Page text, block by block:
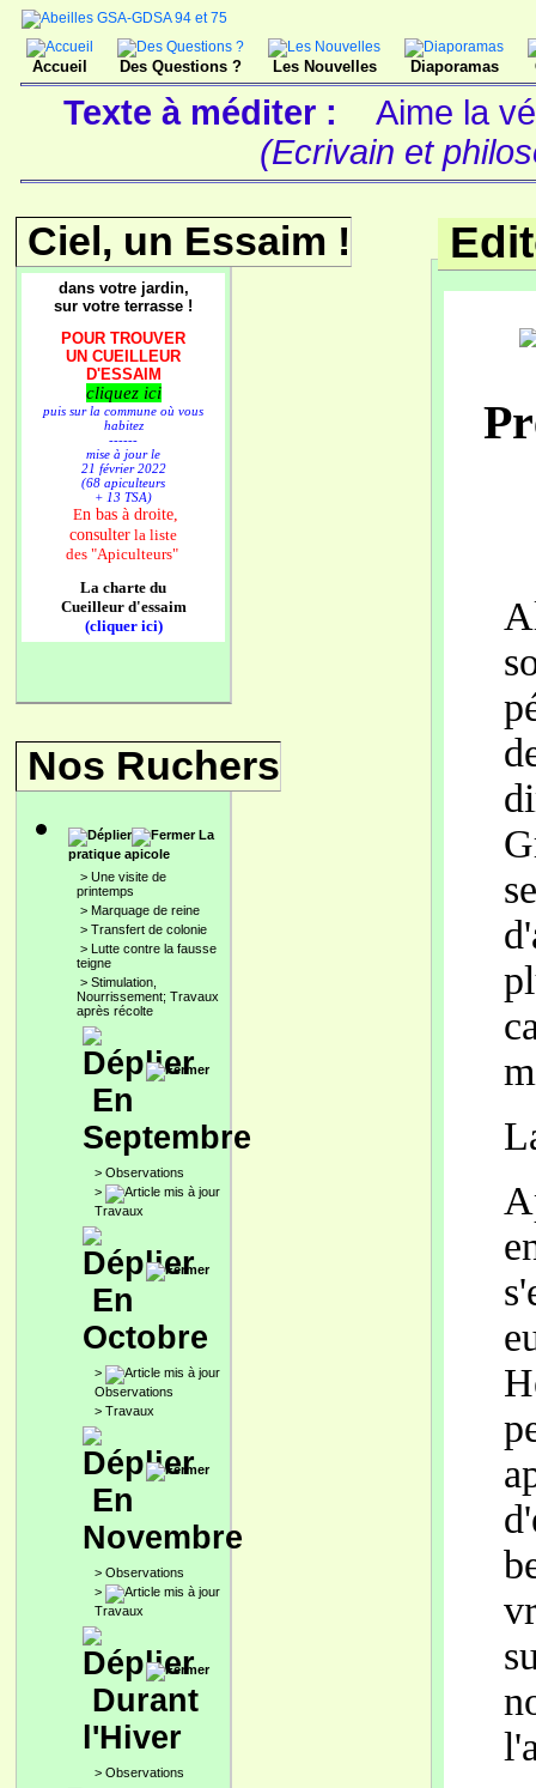
Accueil Des Questions ? Les Nouvelles Diaporamas
Texte à méditer :
Aime la
(Ecrivain et
Ciel, un Essaim !
dans votre jardin,
sur votre terrasse !
POUR TROUVER
UN CUEILLEUR
D'ESSAIM
cliquez ici
puis sur la commune où vous
habitez
------
mise à jour le
21 février 2022
(68 apiculteurs
+ 13 TSA)
En bas à droite,
consulter la liste
des "Apiculteurs"
La charte du
Cueilleur d'essaim
(cliquer ici)
Nos Ruchers
La
pratique apicole
> Une visite de
printemps
> Marquage de reine
> Transfert de colonie
> Lutte contre la fausse
teigne
> Stimulation,
Nourrissement; Travaux
après récolte
En
Septembre
> Observations
>
Travaux
En
Octobre
>
Observations
> Travaux
En
Novembre
> Observations
>
Travaux
Durant
l'Hiver
> Observations